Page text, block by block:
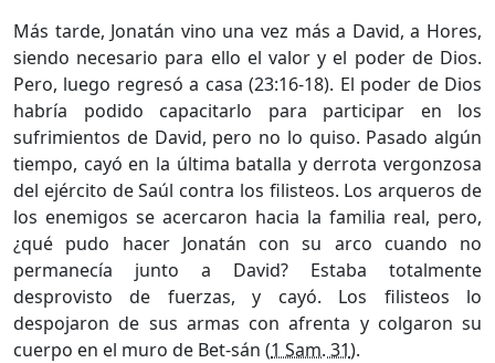
Más tarde, Jonatán vino una vez más a David, a Hores,
siendo necesario para ello el valor y el poder de Dios.
Pero, luego regresó a casa (23:16-18). El poder de Dios
habría podido capacitarlo para participar en los
sufrimientos de David, pero no lo quiso. Pasado algún
tiempo, cayó en la última batalla y derrota vergonzosa
del ejército de Saúl contra los filisteos. Los arqueros de
los enemigos se acercaron hacia la familia real, pero,
¿qué pudo hacer Jonatán con su arco cuando no
permanecía junto a David? Estaba totalmente
desprovisto de fuerzas, y cayó. Los filisteos lo
despojaron de sus armas con afrenta y colgaron su
cuerpo en el muro de Bet-sán (1 Sam. 31).